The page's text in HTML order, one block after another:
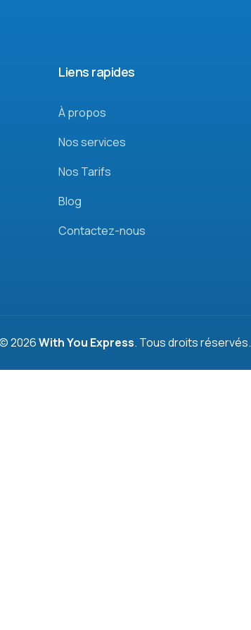
Liens rapides
À propos
Nos services
Nos Tarifs
Blog
Contactez-nous
2026With You Express. Tous droits réservés.